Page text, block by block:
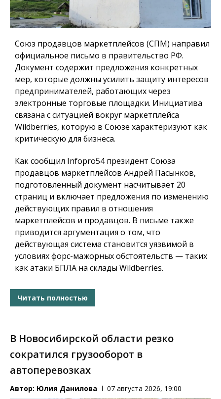
Союз продавцов маркетплейсов (СПМ) направил
официальное письмо в правительство РФ.
Документ содержит предложения конкретных
мер, которые должны усилить защиту интересов
предпринимателей, работающих через
электронные торговые площадки. Инициатива
связана с ситуацией вокруг маркетплейса
Wildberries, которую в Союзе характеризуют как
критическую для бизнеса.
Как сообщил Infopro54президент Союза
продавцов маркетплейсов Андрей Пасынков,
подготовленный документ насчитывает 20
страниц и включает предложения по изменению
действующих правил в отношения
маркетплейсов и продавцов. В письме также
приводится аргументация о том, что
действующая система становится уязвимой в
условиях форс-мажорных обстоятельств — таких
как атаки БПЛА на склады Wildberries.
Читать полностью
В Новосибирской области резко
сократился грузооборот в
автоперевозках
Автор: Юлия Данилова 07 августа 2026, 19:00